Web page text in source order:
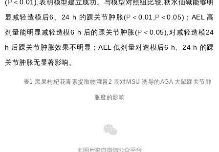
(P＜0.01),表明模型建立成功。与模型对照组比较,秋水仙碱能够明
显减轻造模后6、24 h 的踝关节肿胀(P ＜0.01, P ＜0.05)；AEL 高
剂量能明显减轻造模6 h 后的踝关节肿胀(P ＜0.05),对减轻造模24
h 后踝关节肿胀效果不明显；AEL 低剂量对造模后6 h、24 h 的踝
关节肿胀无显著影响。
表1 黑果枸杞花青素提取物灌胃2 周对MSU 诱导的AGA 大鼠踝关节肿
胀度的影响